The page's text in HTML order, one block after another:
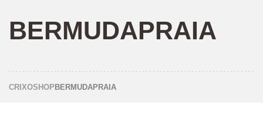
BERMUDAPRAIA
CRIXOSHOP BERMUDAPRAIA